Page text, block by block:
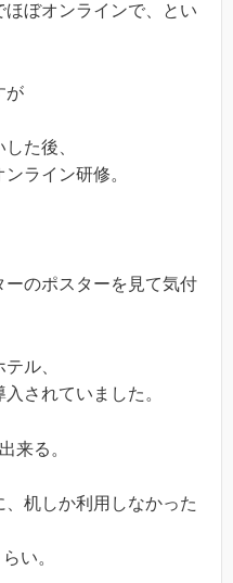
ぼオンラインで、とい
が
た後、
ライン研修。
のポスターを見て気付
ル、
されていました。
来る。
机しか利用しなかった
い。